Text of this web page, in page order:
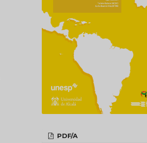
PDF/A